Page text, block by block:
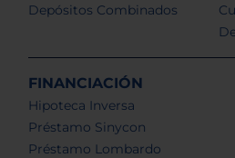
Depósitos Combinados
FINANCIACIÓN
Hipoteca Inversa
Préstamo Sinycon
Préstamo Lombardo